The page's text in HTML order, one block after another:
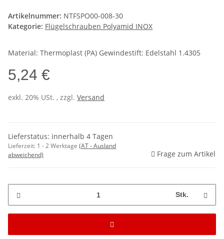
Artikelnummer: NTFSPO00-008-30
Kategorie: Flügelschrauben Polyamid INOX
Material: Thermoplast (PA) Gewindestift: Edelstahl 1.4305
5,24 €
exkl. 20% USt. , zzgl. Versand
Lieferstatus: innerhalb 4 Tagen
Lieferzeit: 1 - 2 Werktage (AT - Ausland
abweichend)
Frage zum Artikel
Stk.